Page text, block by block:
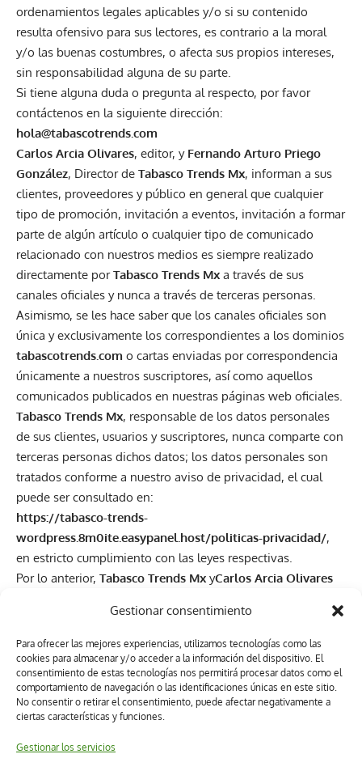
Gestionar consentimiento
Para ofrecer las mejores experiencias, utilizamos tecnologías como las
cookies para almacenar y/o acceder a la información del dispositivo. El
consentimiento de estas tecnologías nos permitirá procesar datos como el
comportamiento de navegación o las identificaciones únicas en este sitio.
No consentir o retirar el consentimiento, puede afectar negativamente a
ciertas características y funciones.
Gestionar los servicios
ordenamientos legales aplicables y/o si su contenido
resulta ofensivo para sus lectores, es contrario a la moral
y/o las buenas costumbres, o afecta sus propios intereses,
sin responsabilidad alguna de su parte.
Si tiene alguna duda o pregunta al respecto, por favor
contáctenos en la siguiente dirección:
hola@tabascotrends.com
Carlos Arcia Olivares, editor, y Fernando Arturo Priego
González, Director de Tabasco Trends Mx, informan a sus
clientes, proveedores y público en general que cualquier
tipo de promoción, invitación a eventos, invitación a formar
parte de algún artículo o cualquier tipo de comunicado
relacionado con nuestros medios es siempre realizado
directamente porTabasco Trends Mx a través de sus
canales oficiales y nunca a través de terceras personas.
Asimismo, se les hace saber que los canales oficiales son
única y exclusivamente los correspondientes a los dominios
tabascotrends.com o cartas enviadas por correspondencia
únicamente a nuestros suscriptores, así como aquellos
comunicados publicados en nuestras páginas web oficiales.
Tabasco Trends Mx, responsable de los datos personales
de sus clientes, usuarios y suscriptores, nunca comparte con
terceras personas dichos datos; los datos personales son
tratados conforme a nuestro aviso de privacidad, el cual
puede ser consultado en:
https://tabasco-trends-
wordpress.8m0ite.easypanel.host/politicas-privacidad/,
en estricto cumplimiento con las leyes respectivas.
Por lo anterior, Tabasco Trends Mx yCarlos Arcia Olivares
terceras personas ajenas a nuestro grupo editorial a través
de canales no oficiales.